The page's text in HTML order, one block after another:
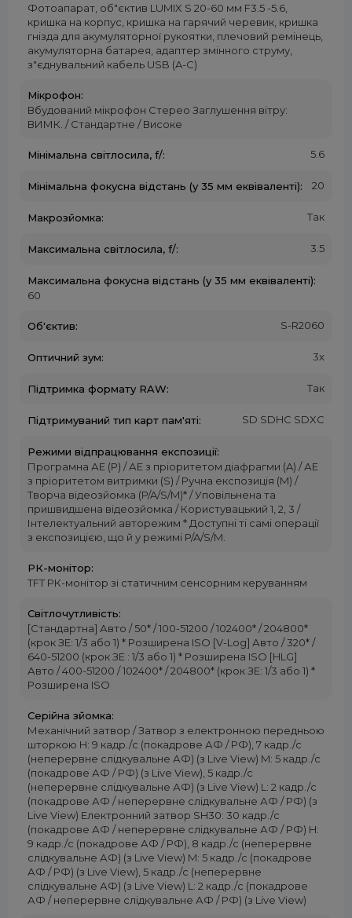
Фотоапарат, об"єктив LUMIX S 20-60 мм F3.5 -5.6,
кришка на корпус, кришка на гарячий черевик, кришка
гнізда для акумуляторної рукоятки, плечовий ремінець,
акумуляторна батарея, адаптер змінного струму,
з"єднувальний кабель USB (A-C)
Мікрофон:
Вбудований мікрофон Стерео Заглушення вітру:
ВИМК. / Стандартне / Високе
Мінімальна світлосила, f/: 5.6
Мінімальна фокусна відстань (у 35 мм еквіваленті): 20
Макрозйомка: Так
Максимальна світлосила, f/: 3.5
Максимальна фокусна відстань (у 35 мм еквіваленті):
60
Об'єктив: S-R2060
Оптичний зум: 3x
Підтримка формату RAW: Так
Підтримуваний тип карт пам'яті: SD SDHC SDXC
Режими відпрацювання експозиції:
Програмна АЕ (P) / АЕ з пріоритетом діафрагми (A) / АЕ
з пріоритетом витримки (S) / Ручна експозиція (M) /
Творча відеозйомка (P/A/S/M)* / Уповільнена та
пришвидшена відеозйомка / Користувацький 1, 2, 3 /
Інтелектуальний авторежим * Доступні ті самі операції
з експозицією, що й у режимі P/A/S/M.
РК-монітор:
TFT РК-монітор зі статичним сенсорним керуванням
Світлочутливість:
[Стандартна] Авто / 50* / 100-51200 / 102400* / 204800*
(крок ЗЕ: 1/3 або 1) * Розширена ISO [V-Log] Авто / 320* /
640-51200 (крок ЗЕ : 1/3 або 1) * Розширена ISO [HLG]
Авто / 400-51200 / 102400* / 204800* (крок ЗЕ: 1/3 або 1) *
Розширена ISO
Серійна зйомка:
Механічний затвор / Затвор з електронною передньою
шторкою H: 9 кадр./с (покадрове АФ / РФ), 7 кадр./с
(неперервне слідкувальне АФ) (з Live View) M: 5 кадр./с
(покадрове АФ / РФ) (з Live View), 5 кадр./с
(неперервне слідкувальне АФ) (з Live View) L: 2 кадр./с
(покадрове АФ / неперервне слідкувальне АФ / РФ) (з
Live View) Електронний затвор SH30: 30 кадр./с
(покадрове АФ / неперервне слідкувальне АФ / РФ) H:
9 кадр./с (покадрове АФ / РФ), 8 кадр./с (неперервне
слідкувальне АФ) (з Live View) M: 5 кадр./с (покадрове
АФ / РФ) (з Live View), 5 кадр./с (неперервне
слідкувальне АФ) (з Live View) L: 2 кадр./с (покадрове
АФ / неперервне слідкувальне АФ / РФ) (з Live View)